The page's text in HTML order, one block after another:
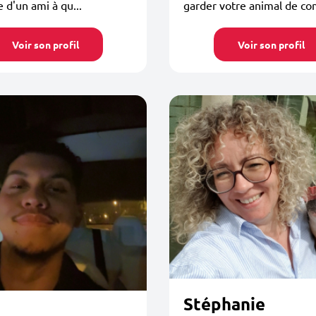
d'un ami à qu...
Voir son profil
garder votre animal de
Voir son profil
Stéphanie